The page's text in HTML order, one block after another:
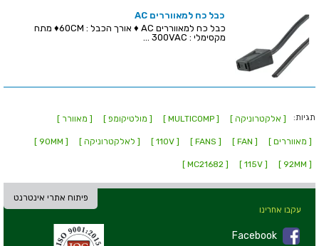
כבל כח למאווררים AC
כבל כח למאווררים AC ♦ אורך הכבל : 60CM♦ מתח
מקסימלי : 300VAC ...
תגיות: [ אלקטרוניקה ] [ MULTICOMP ] [ מולטיקומפ ] [ מאוורר ]
[ מאווררים ] [ FAN ]
[ FANS ]
[ 110V ] [ לאלקטרוניקה ] [ 90MM ]
[ 92MM ]
[ 115V ]
[ MC21682 ]
פיתוח אתרי אינטרנט
עקבו אחרינו
Facebook